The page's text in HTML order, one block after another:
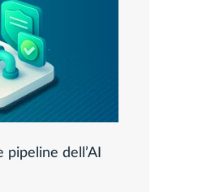
dell’AI